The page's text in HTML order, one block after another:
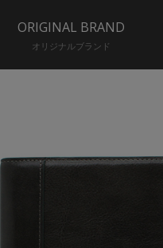
ORIGINAL BRAND
オリジナルブランド